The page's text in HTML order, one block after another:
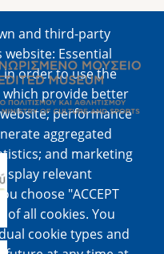
and third-party
Essential
in order to use the
which provide better
performance
aggregated
and marketing
relevant
choose "ACCEPT
of all cookies. You
cookie types and